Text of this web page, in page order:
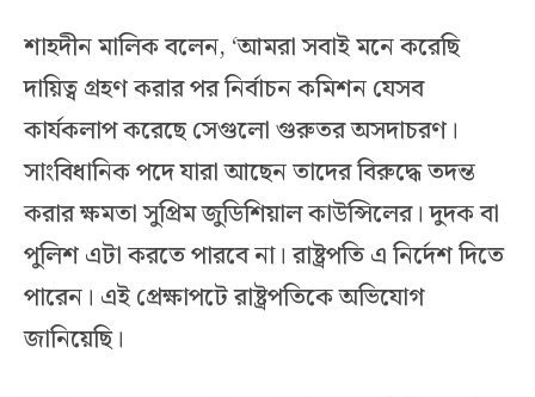
শাহদীন মালিক বলেন, ‘আমরা সবাই মনে করেছি
দায়িত্ব গ্রহণ করার পর নির্বাচন কমিশন যেসব
কার্যকলাপ করেছে সেগুলো গুরুতর অসদাচরণ।
সাংবিধানিক পদে যারা আছেন তাদের বিরুদ্ধে তদন্ত
করার ক্ষমতা সুপ্রিম জুডিশিয়াল কাউন্সিলের। দুদক বা
পুলিশ এটা করতে পারবে না। রাষ্ট্রপতি এ নির্দেশ দিতে
পারেন। এই প্রেক্ষাপটে রাষ্ট্রপতিকে অভিযোগ
জানিয়েছি।